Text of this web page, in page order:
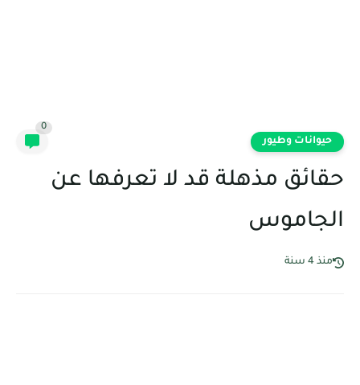
حيوانات وطيور
0
حقائق مذهلة قد لا تعرفها عن
الجاموس
منذ 4 سنة